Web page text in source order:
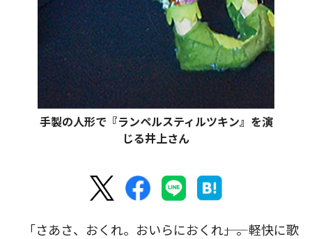
手製の人形で『ランペルスティルツキン』を演
じる井上さん
「さあさ、おくれ。おいらにおくれ――」。軽快に歌